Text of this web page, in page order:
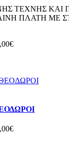
ΤΕΧΝΗΣ ΚΑΙ
ΠΛΑΤΗ ΜΕ